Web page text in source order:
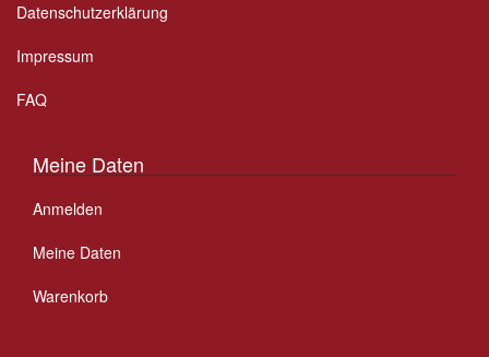
Datenschutzerklärung
Impressum
FAQ
Meine Daten
Anmelden
Meine Daten
Warenkorb